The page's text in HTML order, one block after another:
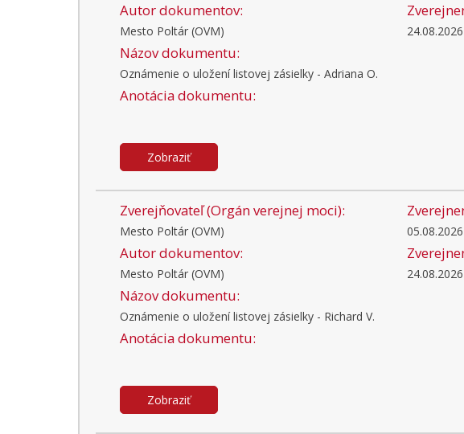
Autor dokumentov:
Mesto Poltár (OVM) 24.08.2026
Názov dokumentu:
Oznámenie o uložení listovej zásielky - Adriana O.
Anotácia dokumentu:
Zobraziť
Zverejňovateľ (Orgán verejnej moci):
Mesto Poltár (OVM) 05.08.2026
Autor dokumentov:
Mesto Poltár (OVM) 24.08.2026
Názov dokumentu:
Oznámenie o uložení listovej zásielky - Richard V.
Anotácia dokumentu:
Zobraziť